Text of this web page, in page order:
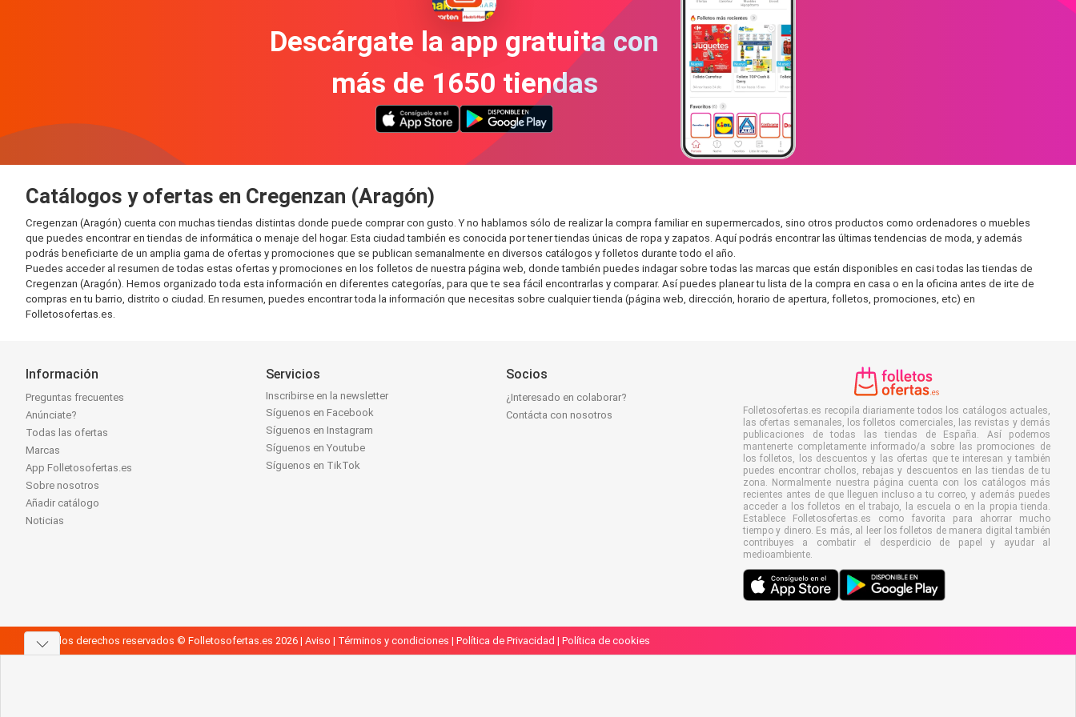
Descárgate la app gratuita con
más de 1650 tiendas
Catálogos y ofertas en Cregenzan (Aragón)
Cregenzan (Aragón) cuenta con muchas tiendas distintas donde puede comprar con gusto. Y no hablamos sólo de realizar la compra familiar en supermercados, sino otros productos como ordenadores o muebles
que puedes encontrar en tiendas de informática o menaje del hogar. Esta ciudad también es conocida por tener tiendas únicas de ropa y zapatos. Aquí podrás encontrar las últimas tendencias de moda, y además
podrás beneficiarte de un amplia gama de ofertas y promociones que se publican semanalmente en diversos catálogos y folletos durante todo el año.
Puedes acceder al resumen de todas estas ofertas y promociones en los folletos de nuestra página web, donde también puedes indagar sobre todas las marcas que están disponibles en casi todas las tiendas de
Cregenzan (Aragón). Hemos organizado toda esta información en diferentes categorías, para que te sea fácil encontrarlas y comparar. Así puedes planear tu lista de la compra en casa o en la oficina antes de irte de
compras en tu barrio, distrito o ciudad. En resumen, puedes encontrar toda la información que necesitas sobre cualquier tienda (página web, dirección, horario de apertura, folletos, promociones, etc) en
Folletosofertas.es.
Información
Preguntas frecuentes
Anúnciate?
Todas las ofertas
Marcas
App Folletosofertas.es
Sobre nosotros
Añadir catálogo
Noticias
Servicios
Inscribirse en la newsletter
Síguenos en Facebook
Síguenos en Instagram
Síguenos en Youtube
Síguenos en TikTok
Socios
¿Interesado en colaborar?
Contácta con nosotros
Folletosofertas.es recopila diariamente todos los catálogos actuales,
las ofertas semanales, los folletos comerciales, las revistas y demás
publicaciones de todas las tiendas de España. Así podemos
mantenerte completamente informado/a sobre las promociones de
los folletos, los descuentos y las ofertas que te interesan y también
puedes encontrar chollos, rebajas y descuentos en las tiendas de tu
zona. Normalmente nuestra página cuenta con los catálogos más
recientes antes de que lleguen incluso a tu correo, y además puedes
acceder a los folletos en el trabajo, la escuela o en la propia tienda.
Establece Folletosofertas.es como favorita para ahorrar mucho
tiempo y dinero. Es más, al leer los folletos de manera digital también
contribuyes a combatir el desperdicio de papel y ayudar al
medioambiente.
Todos los derechos reservados © Folletosofertas.es 2026 | Aviso | Términos y condiciones | Política de Privacidad | Política de cookies